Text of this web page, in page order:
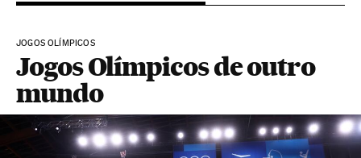
JOGOS OLÍMPICOS
Jogos Olímpicos de outro
mundo